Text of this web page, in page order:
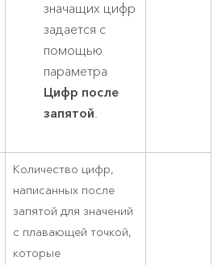
значащих цифр
задается с
помощью
параметра
Цифр после
запятой.
Количество цифр,
написанных после
запятой для значений
с плавающей точкой,
которые